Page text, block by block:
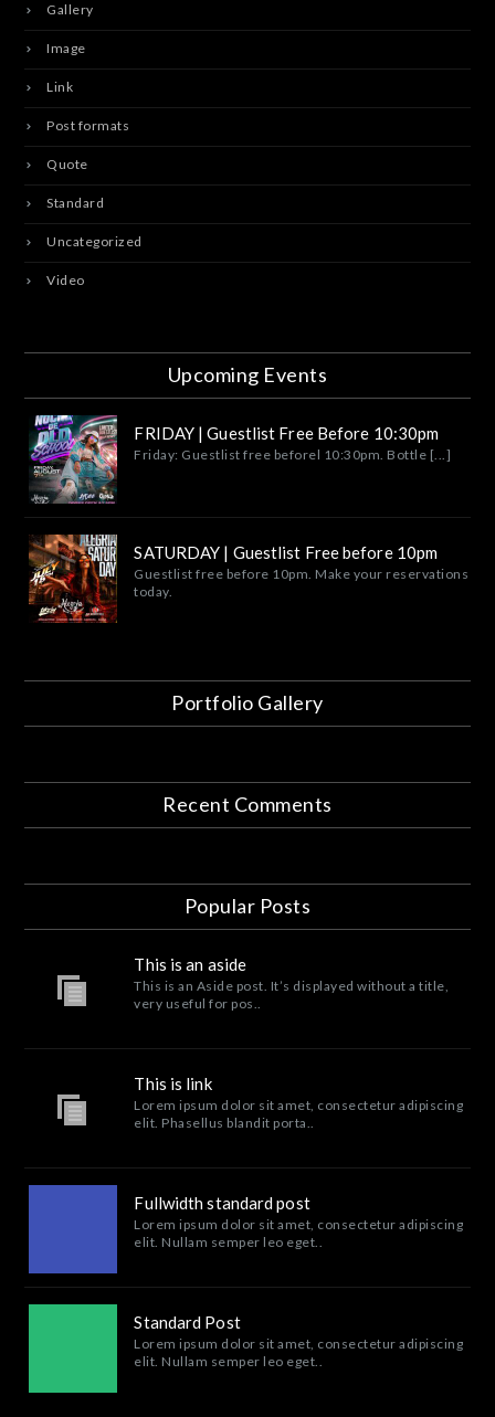
Gallery
Image
Link
Post formats
Quote
Standard
Uncategorized
Video
Upcoming Events
FRIDAY | Guestlist Free Before 10:30pm
Friday: Guestlist free beforel 10:30pm. Bottle [...]
SATURDAY | Guestlist Free before 10pm
Guestlist free before 10pm. Make your reservations
today.
Portfolio Gallery
Recent Comments
Popular Posts
This is an aside
This is an Aside post. It’s displayed without a title,
very useful for pos..
This is link
Lorem ipsum dolor sit amet, consectetur adipiscing
elit. Phasellus blandit porta..
Fullwidth standard post
Lorem ipsum dolor sit amet, consectetur adipiscing
elit. Nullam semper leo eget..
Standard Post
Lorem ipsum dolor sit amet, consectetur adipiscing
elit. Nullam semper leo eget..